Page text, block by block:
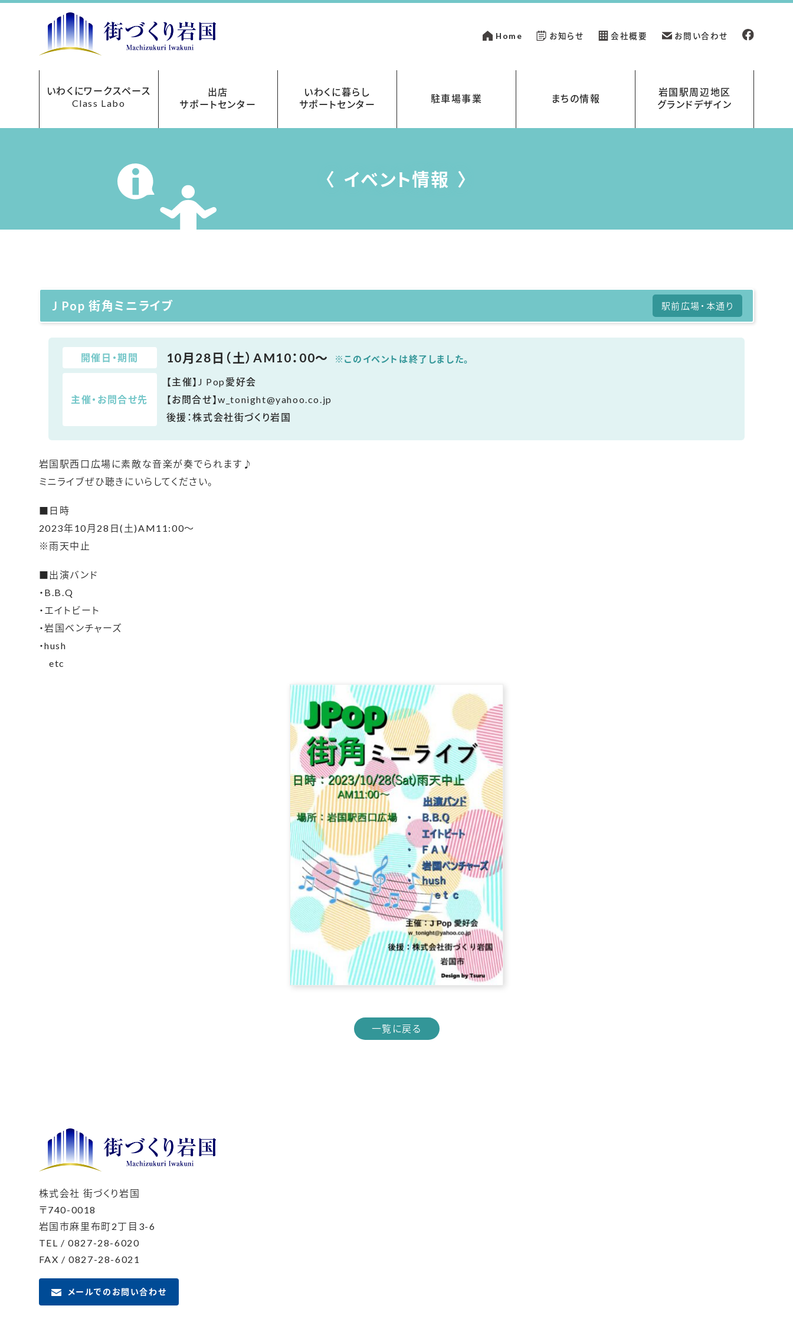
いわくにワークスペース
Class Labo
出店
サポートセンター
いわくに暮らし
サポートセンター
駐車場事業 まちの情報
岩国駅周辺地区
グランドデザイン
Home お知らせ 会社概要 お問い合わせ
イベント情報
J Pop 街角ミニライブ 駅前広場・本通り
開催日・期間 10月28日（土）AM10：00～ ※このイベントは終了しました。
主催・お問合せ先
【主催】J Pop愛好会
【お問合せ】w_tonight@yahoo.co.jp
後援：株式会社街づくり岩国
岩国駅西口広場に素敵な音楽が奏でられます♪
ミニライブぜひ聴きにいらしてください。
■日時
2023年10月28日(土)AM11:00～
※雨天中止
■出演バンド
・B.B.Q
・エイトビート
・岩国ベンチャーズ
・hush
etc
一覧に戻る
株式会社 街づくり岩国
〒740-0018
岩国市麻里布町2丁目3-6
TEL / 0827-28-6020
FAX / 0827-28-6021
メールでのお問い合わせ